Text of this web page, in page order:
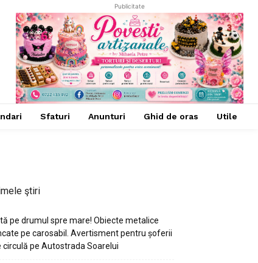
Publicitate
Sfaturi Anunturi Ghid de oras Utile
ştiri
pe drumul spre mare! Obiecte metalice
pe carosabil. Avertisment pentru șoferii
circulă pe Autostrada Soarelui